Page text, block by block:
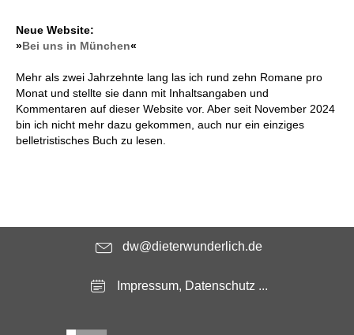
Neue Website:
»Bei uns in München«
Mehr als zwei Jahrzehnte lang las ich rund zehn Romane pro
Monat und stellte sie dann mit Inhaltsangaben und
Kommentaren auf dieser Website vor. Aber seit November 2024
bin ich nicht mehr dazu gekommen, auch nur ein einziges
belletristisches Buch zu lesen.
dw@dieterwunderlich.de
Impressum, Datenschutz ...